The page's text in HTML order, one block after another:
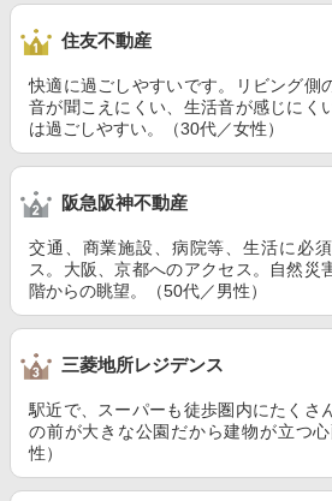
住友不動産
快適に過ごしやすいです。リビング側
音が聞こえにくい、生活音が感じにく
は過ごしやすい。（30代／女性）
阪急阪神不動産
交通、商業施設、病院等、生活に必
ス。大阪、京都へのアクセス。自然災
階からの眺望。（50代／男性）
三菱地所レジデンス
駅近で、スーパーも徒歩圏内にたくさ
の前が大きな公園だから建物が立つ
性）